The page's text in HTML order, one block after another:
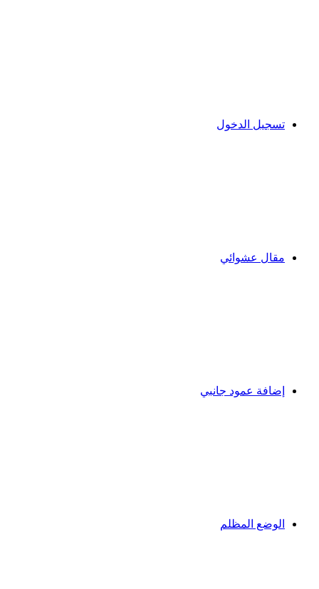
تسجيل الدخول
مقال عشوائي
إضافة عمود جانبي
الوضع المظلم